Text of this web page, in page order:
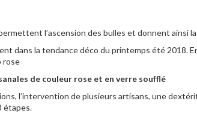
l’ascension des bulles et donnent ainsi
dans la tendance déco du printemps été 2018.
rose
de couleur rose et en verre soufflé
l’intervention de plusieurs artisans, une
étapes.